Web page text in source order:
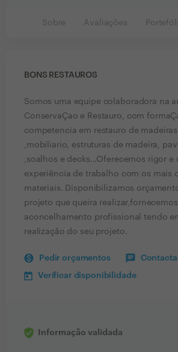
Sobre Avaliações
BONS RESTAUROS
Somos uma equipe colaboradora na
ConservaÇao e Restauro, com
competencia em restauro de madeiras
,mobiliario, estruturas de madeira,
,soalhos e decks...Oferecemos rigor e
experiência de trabalho com os mais
materiais. Disponibilizamos
projeto que queira
aconcelhamento profissional tendo
realização do seu projeto.
Pedir orçamentos
Verificar disponibilidade
Informação validada